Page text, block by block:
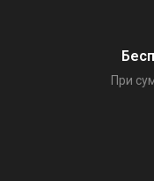
При